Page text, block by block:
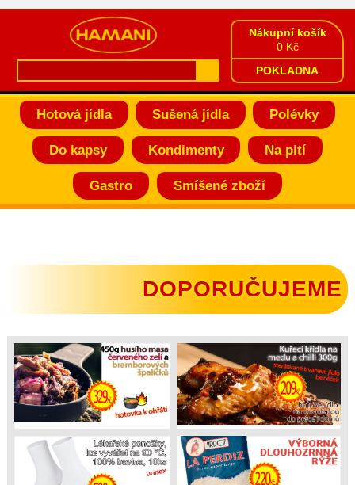
Nákupní košík
0 Kč
POKLADNA
Hotová jídla Sušená jídla Polévky
Do kapsy Kondimenty Na pití
Gastro Smíšené zboží
DOPORUČUJEME